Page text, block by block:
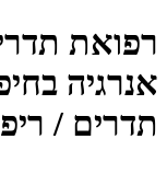
רפואת
אנרגיה
תדרים /